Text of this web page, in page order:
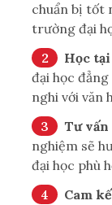
chuẩn bị tốt
trường đại
Học
đại học
nghi với văn
Tư
nghiệm sẽ
đại học phù
Cam